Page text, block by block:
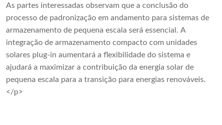
As partes interessadas observam que a conclusão do
processo de padronização em andamento para sistemas de
armazenamento de pequena escala será essencial. A
integração de armazenamento compacto com unidades
solares plug-in aumentará a flexibilidade do sistema e
ajudará a maximizar a contribuição da energia solar de
pequena escala para a transição para energias renováveis.
</p>